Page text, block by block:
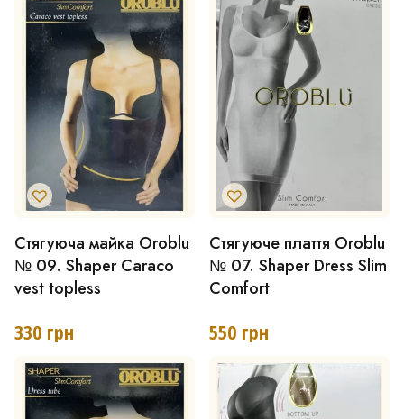
варіантів.
Параметри
вибрати
сторінці
товару
варіантів.
Параметри
можна
вибрати
на
сторінці
товару
Стягуюча майка Oroblu
№ 09. Shaper Caraco
vest topless
330 грн
Цей
товар
кілька
варіантів.
Параметри
Стягуюче плаття Oroblu
№ 07. Shaper Dress Slim
Comfort
550 грн
Цей
товар
кілька
варіантів.
Параметри